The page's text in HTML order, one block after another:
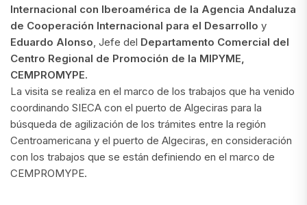
Internacional con Iberoamérica de la Agencia Andaluza
de Cooperación Internacional para el Desarrollo y
Eduardo Alonso , Jefe del Departamento Comercial del
Centro Regional de Promoción de la MIPYME,
CEMPROMYPE.
La visita se realiza en el marco de los trabajos que ha venido
coordinando SIECA con el puerto de Algeciras para la
búsqueda de agilización de los trámites entre la región
Centroamericana y el puerto de Algeciras, en consideración
con los trabajos que se están definiendo en el marco de
CEMPROMYPE.